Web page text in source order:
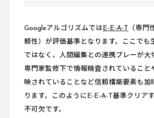
Googleアルゴリズムでは E-E-A-T （専門
頼性）が評価基準となります。ここでも
ではなく、人間編集との連携プレーが大
専門家監修下で情報精査されていること
映されていることなど信頼構築要素も加
ります。このようにE-E-A-T基準クリア
不可欠です。